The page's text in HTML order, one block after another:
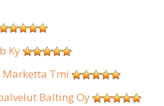
Ky
Tmi
Balting Oy